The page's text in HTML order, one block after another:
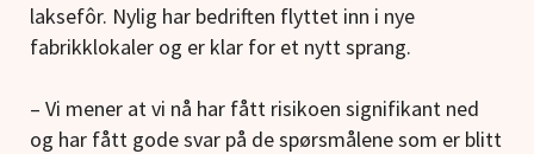
laksefôr. Nylig har bedriften flyttet inn i nye
fabrikklokaler og er klar for et nytt sprang.
– Vi mener at vi nå har fått risikoen signifikant ned
og har fått gode svar på de spørsmålene som er blitt